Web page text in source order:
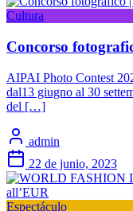
Cultura
Concorso
AIPAI Photo Contest
dal13 giugno al 30
del […]
admin
22 de junio, 2023
Espectáculo